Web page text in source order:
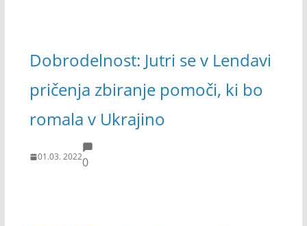
Dobrodelnost: Jutri se v Lendavi
pričenja zbiranje pomoči, ki bo
romala v Ukrajino
01.03. 20220